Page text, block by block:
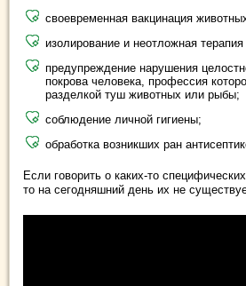
своевременная вакцинация
изолирование и неотложная
предупреждение нарушения
покрова человека, профессия
разделкой туш животных или рыбы;
соблюдение личной гигиены;
обработка возникших ран
Если говорить о каких-то
то на сегодняшний день их не